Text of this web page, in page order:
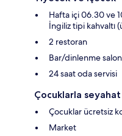
Hafta içi 06.30 ve
İngiliz tipi kahvaltı
2 restoran
Bar/dinlenme
24 saat oda servisi
Çocuklarla
Çocuklar ücretsiz
Market